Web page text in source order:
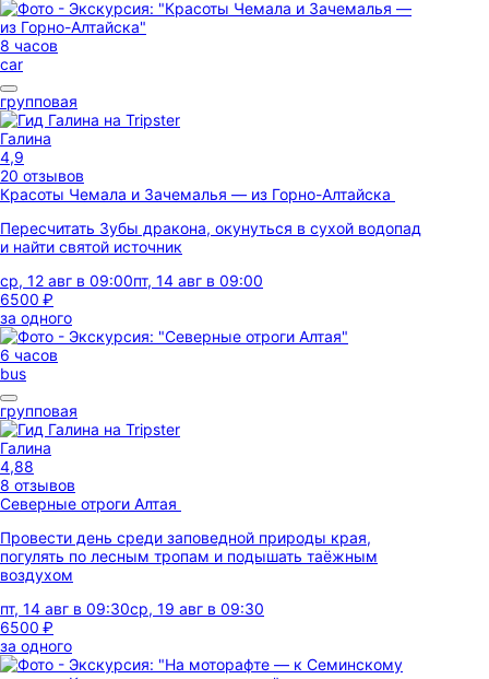
8 часов
car
групповая
Галина
4,9
20 отзывов
Красоты Чемала и Зачемалья — из Горно-Алтайска
Пересчитать Зубы дракона, окунуться в сухой водопад
и найти святой источник
ср, 12 авг в 09:00пт, 14 авг в 09:00
6500 ₽
за одного
6 часов
bus
групповая
Галина
4,88
8 отзывов
Северные отроги Алтая
Провести день среди заповедной природы края,
погулять по лесным тропам и подышать таёжным
воздухом
пт, 14 авг в 09:30ср, 19 авг в 09:30
6500 ₽
за одного